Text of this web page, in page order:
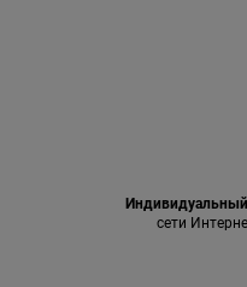
сети